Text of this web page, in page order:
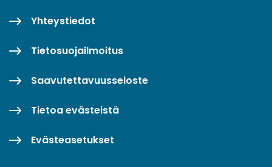
Yhteystiedot
Tietosuojailmoitus
Saavutettavuusseloste
Tietoa evästeistä
Evästeasetukset